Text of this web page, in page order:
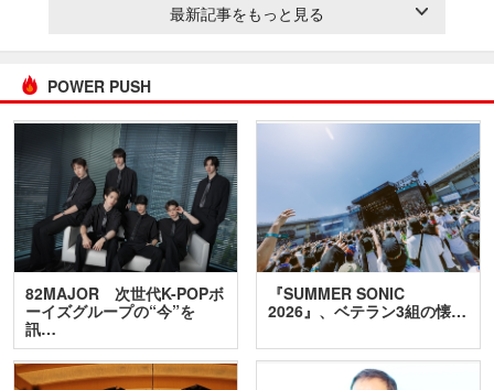
最新記事をもっと見る
POWER PUSH
82MAJOR 次世代K-POPボ
ーイズグループの“今”を
訊…
『SUMMER SONIC
2026』、ベテラン3組の懐…